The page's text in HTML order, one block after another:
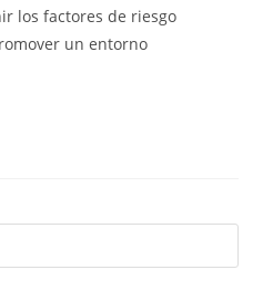
los factores de riesgo
un entorno